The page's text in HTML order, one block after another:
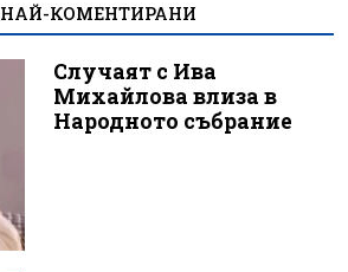
НАЙ-КОМЕНТИРАНИ
Случаят с Ива
Михайлова влиза в
Народното събрание